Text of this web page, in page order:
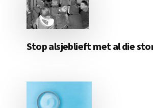
Stop alsjeblieft met al die